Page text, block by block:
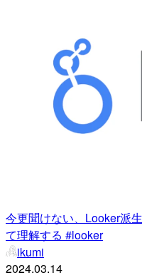
今更聞けない、Looker派
て理解する #looker
ikumi
2024.03.14